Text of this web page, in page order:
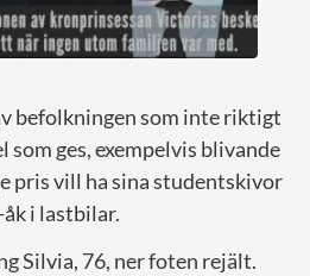
befolkningen som inte riktigt
som ges, exempelvis blivande
pris vill ha sina studentskivor
i lastbilar.
Silvia, 76, ner foten rejält.